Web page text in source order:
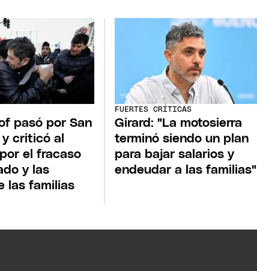
pasó por San
criticó al
el fracaso
y las
las familias
FUERTES CRÍTICAS
Girard: "La motosierra
terminó siendo un plan
para bajar salarios y
endeudar a las familias"